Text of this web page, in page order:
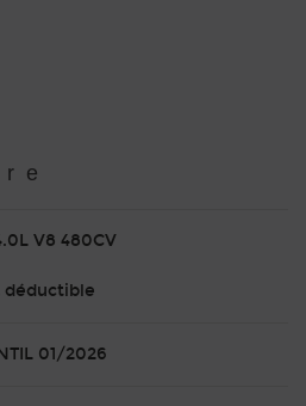
V8 480CV
déductible
01/2026